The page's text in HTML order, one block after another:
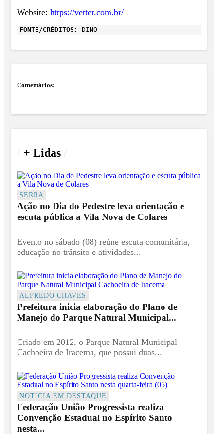
Website: https://vetter.com.br/
FONTE/CRÉDITOS: DINO
Comentários:
+ Lidas
SERRA
Ação no Dia do Pedestre leva orientação e
escuta pública a Vila Nova de Colares
Evento no sábado (08) reúne escuta comunitária,
educação no trânsito e atividades...
ALFREDO CHAVES
Prefeitura inicia elaboração do Plano de
Manejo do Parque Natural Municipal...
Criado em 2012, o Parque Natural Municipal
Cachoeira de Iracema, que possui duas...
NOTÍCIA EM DESTAQUE
Federação União Progressista realiza
Convenção Estadual no Espírito Santo
nesta...